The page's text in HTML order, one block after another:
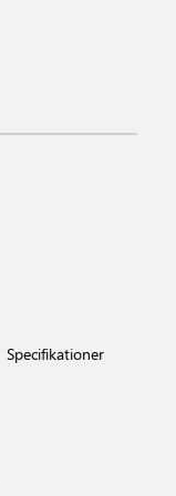
Specifikationer